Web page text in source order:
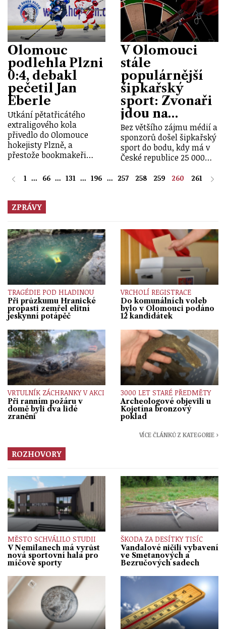
Olomouc
podlehla Plzni
0:4, debakl
pečetil Jan
Eberle
Utkání pětatřicátého
extraligového kola
přivedlo do Olomouce
hokejisty Plzně, a
přestože bookmakeři…
V Olomouci
stále
populárnější
šipkařský
sport: Zvonaři
jdou na…
Bez většího zájmu médií a
sponzorů došel šipkařský
sport do bodu, kdy má v
České republice 25 000…
1 ... 66 ... 131 ... 196 ... 257 258 259 260 261
ZPRÁVY
TRAGÉDIE POD HLADINOU
Při průzkumu Hranické
propasti zemřel elitní
jeskynní potápěč
VRCHOLÍ REGISTRACE
Do komunálních voleb
bylo v Olomouci podáno
12 kandidátek
VRTULNÍK ZÁCHRANKY V AKCI
Při ranním požáru v
domě byli dva lidé
zraněni
3000 LET STARÉ PŘEDMĚTY
Archeologové objevili u
Kojetína bronzový
poklad
VÍCE ČLÁNKŮ Z KATEGORIE ›
ROZHOVORY
MĚSTO SCHVÁLILO STUDII
V Nemilanech má vyrůst
nová sportovní hala pro
míčové sporty
ŠKODA ZA DESÍTKY TISÍC
Vandalové ničili vybavení
ve Smetanových a
Bezručových sadech